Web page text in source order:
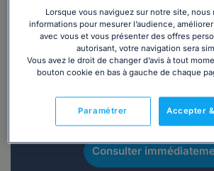
Vous souhaitez une
téléphone ?
Consulter
Lorsque vous naviguez sur notre site,
informations pour mesurer l’audience,
avec vous et vous présenter des offres
autorisant, votre navigation sera
Vous avez le droit de changer d’avis à tout
bouton cookie en bas à gauche de chaque
Accepter
Paramétrer